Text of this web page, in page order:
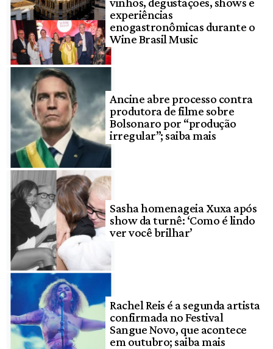
experiências
enogastronômicas durante o
Wine Brasil Music
Ancine abre processo contra
produtora de filme sobre
Bolsonaro por “produção
irregular”; saiba mais
Sasha homenageia Xuxa após
show da turnê: ‘Como é lindo
ver você brilhar’
Rachel Reis é a segunda artista
confirmada no Festival
Sangue Novo, que acontece
em outubro; saiba mais